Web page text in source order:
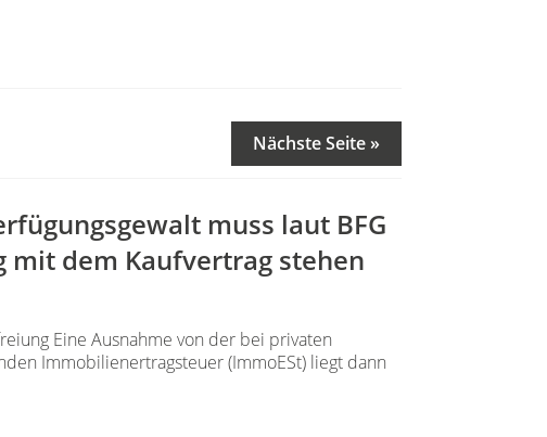
Nächste Seite »
muss laut BFG
mit dem Kaufvertrag stehen
Eine Ausnahme von der bei privaten
Immobilienertragsteuer (ImmoESt) liegt dann